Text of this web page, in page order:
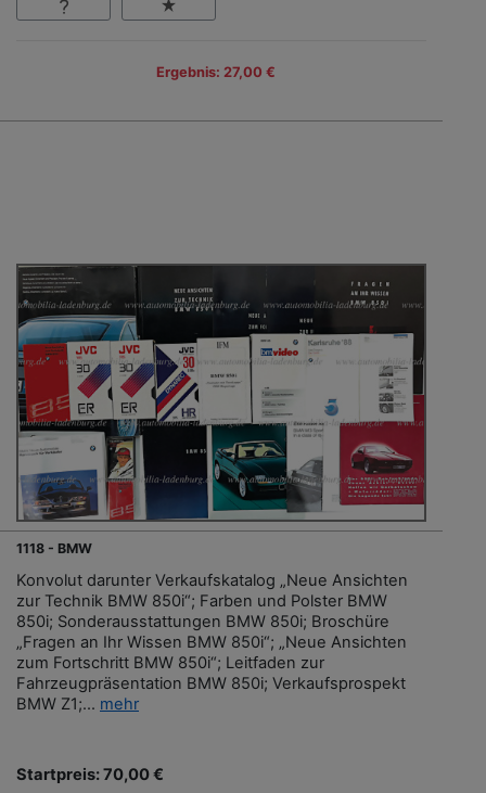
Ergebnis: 27,00 €
1118 - BMW
Konvolut darunter Verkaufskatalog „Neue Ansichten
zur Technik BMW 850i“; Farben und Polster BMW
850i; Sonderausstattungen BMW 850i; Broschüre
„Fragen an Ihr Wissen BMW 850i“; „Neue Ansichten
zum Fortschritt BMW 850i“; Leitfaden zur
Fahrzeugpräsentation BMW 850i; Verkaufsprospekt
BMW Z1;... mehr
Startpreis: 70,00 €